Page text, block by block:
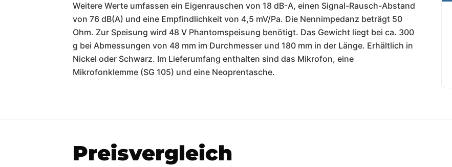
Weitere Werte umfassen ein Eigenrauschen von 18 dB-A, einen Signal-Rausch-Abstand
von 76 dB(A) und eine Empfindlichkeit von 4,5 mV/Pa. Die Nennimpedanz beträgt 50
Ohm. Zur Speisung wird 48 V Phantomspeisung benötigt. Das Gewicht liegt bei ca. 300
g bei Abmessungen von 48 mm im Durchmesser und 180 mm in der Länge. Erhältlich in
Nickel oder Schwarz. Im Lieferumfang enthalten sind das Mikrofon, eine
Mikrofonklemme (SG 105) und eine Neoprentasche.
Preisvergleich